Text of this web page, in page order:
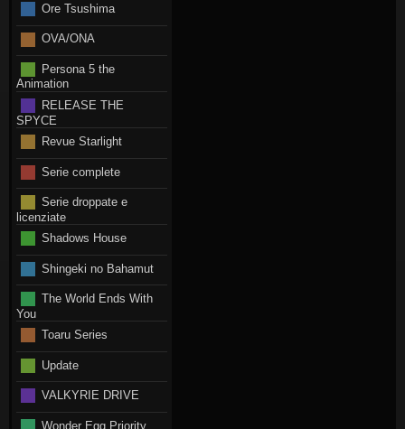
Ore Tsushima
OVA/ONA
Persona 5 the
Animation
RELEASE THE
SPYCE
Revue Starlight
Serie complete
Serie droppate e
licenziate
Shadows House
Shingeki no Bahamut
The World Ends With
You
Toaru Series
Update
VALKYRIE DRIVE
Wonder Egg Priority